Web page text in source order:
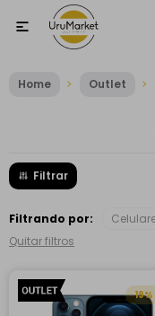

Home Outlet
Filtrando por:
Quitar filtros
19